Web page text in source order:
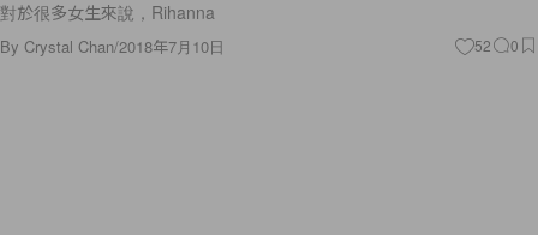
對於很多女生來說，Rihanna
By Crystal Chan/2018年7月10日 52 0